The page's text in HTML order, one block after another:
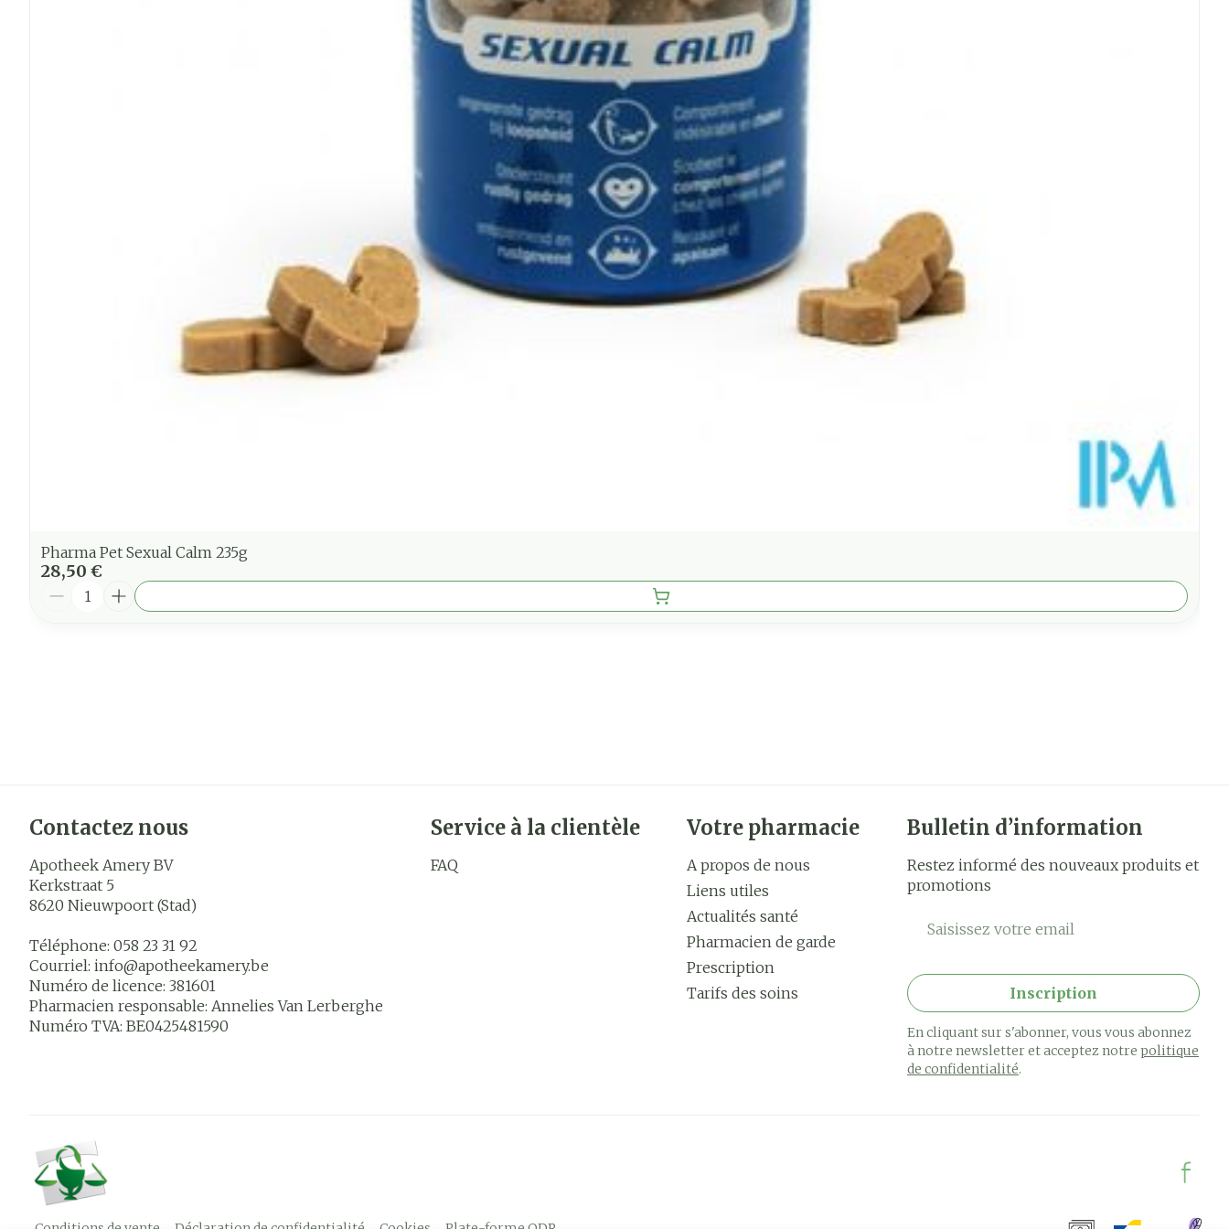
Pharma Pet Sexual Calm 235g
28,50 €
Quantité
Contactez nous
Apotheek Amery BV
Kerkstraat 5
8620 Nieuwpoort (Stad)
Téléphone: 058 23 31 92
Courriel: info@apotheekamery.be
Numéro de licence: 381601
Pharmacien responsable: Annelies Van Lerberghe
Numéro TVA: BE0425481590
Service à la clientèle
FAQ
Votre pharmacie
A propos de nous
Liens utiles
Actualités santé
Pharmacien de garde
Prescription
Tarifs des soins
Bulletin d’information
Restez informé des nouveaux produits et
promotions
Adresse mail
Inscription
En cliquant sur s'abonner, vous vous abonnez
à notre newsletter et acceptez notrepolitique
de confidentialité.